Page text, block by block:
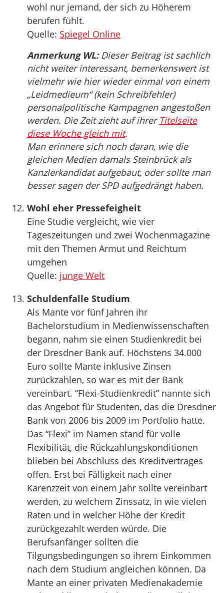
wohl nur jemand, der sich zu Höherem
berufen fühlt.
Quelle: Spiegel Online
Anmerkung WL:Dieser Beitrag ist sachlich
nicht weiter interessant, bemerkenswert ist
vielmehr wie hier wieder einmal von einem
„Leidmedieum“ (kein Schreibfehler)
personalpolitische Kampagnen angestoßen
werden. Die Zeit zieht auf ihrer Titelseite
diese Woche gleich mit.
Man erinnere sich noch daran, wie die
gleichen Medien damals Steinbrück als
Kanzlerkandidat aufgebaut, oder sollte man
besser sagen der SPD aufgedrängt haben.
Wohl eher Pressefeigheit
Eine Studie vergleicht, wie vier
Tageszeitungen und zwei Wochenmagazine
mit den Themen Armut und Reichtum
umgehen
Quelle: junge Welt
Schuldenfalle Studium
Als Mante vor fünf Jahren ihr
Bachelorstudium in Medienwissenschaften
begann, nahm sie einen Studienkredit bei
der Dresdner Bank auf. Höchstens 34.000
Euro sollte Mante inklusive Zinsen
zurückzahlen, so war es mit der Bank
vereinbart. “Flexi-Studienkredit” nannte sich
das Angebot für Studenten, das die Dresdner
Bank von 2006 bis 2009 im Portfolio hatte.
Das “Flexi” im Namen stand für volle
Flexibilität, die Rückzahlungskonditionen
blieben bei Abschluss des Kreditvertrages
offen. Erst bei Fälligkeit nach einer
Karenzzeit von einem Jahr sollte vereinbart
werden, zu welchem Zinssatz, in wie vielen
Raten und in welcher Höhe der Kredit
zurückgezahlt werden würde. Die
Berufsanfänger sollten die
Tilgungsbedingungen so ihrem Einkommen
nach dem Studium angleichen können. Da
Mante an einer privaten Medienakademie